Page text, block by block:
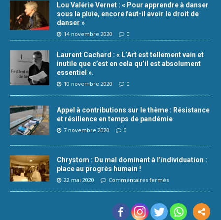
Lou Valérie Vernet : « Pour apprendre à danser
sous la pluie, encore faut-il avoir le droit de
danser »
14 novembre 2020 0
Laurent Cachard : « L’Art est tellement vain et
inutile que c’est en cela qu’il est absolument
essentiel ».
10 novembre 2020 0
Appel à contributions sur le thème : Résistance
et résilience en temps de pandémie
7 novembre 2020 0
Chrystom : Du mal dominant à l’individuation :
place au progrès humain !
22 mai 2020 Commentaires fermés